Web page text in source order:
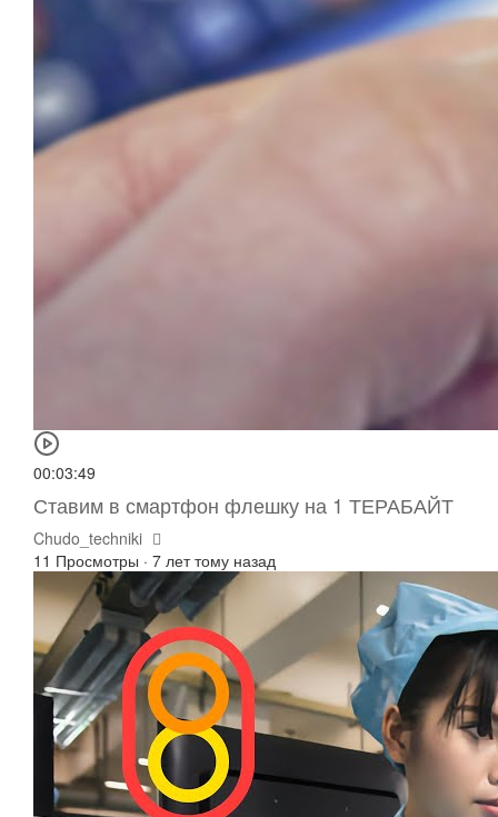
00:03:49
Ставим в смартфон флешку на 1 ТЕРАБАЙТ
Chudo_techniki
11 Просмотры · 7 лет тому назад